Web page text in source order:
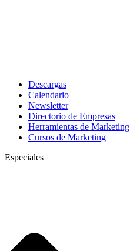
Descargas
Calendario
Newsletter
Directorio de Empresas
Herramientas de Marketing
Cursos de Marketing
Especiales